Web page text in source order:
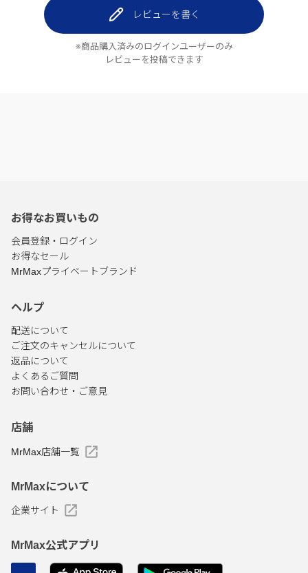
レビューを書く
※商品購入済みのログインユーザーのみ
レビューを投稿できます
お得なお買いもの
会員登録・ログイン
お得なセール
MrMaxプライベートブランド
ヘルプ
配送について
ご注文のキャンセルについて
返品について
よくあるご質問
お問い合わせ・ご意見
店舗
MrMax店舗一覧
MrMaxについて
企業サイト
MrMax公式アプリ